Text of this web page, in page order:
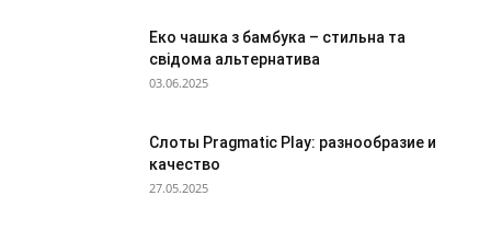
Еко чашка з бамбука – стильна та
свідома альтернатива
03.06.2025
Слоты Pragmatic Play: разнообразие и
качество
27.05.2025